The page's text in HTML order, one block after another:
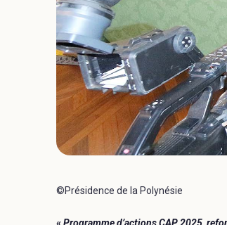
©Présidence de la Polynésie